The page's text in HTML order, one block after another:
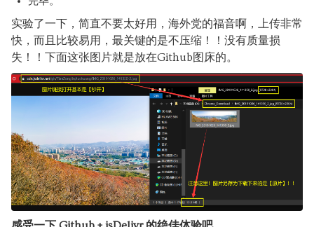
实验了一下，简直不要太好用，海外党的福音啊，上传非常
快，而且比较易用，最关键的是不压缩！！没有质量损
失！！下面这张图片就是放在Github图床的。